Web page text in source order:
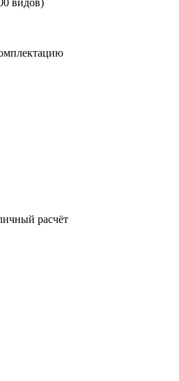
расчёт